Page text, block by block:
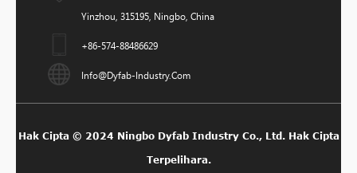
Yinzhou, 315195, Ningbo, China
+86-574-88486629
Info@dyfab-Industry.com
Hak Cipta © 2024 Ningbo Dyfab Industry Co., Ltd. Hak Cipta
Terpelihara.